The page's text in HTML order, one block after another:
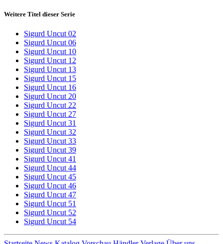
Weitere Titel dieser Serie
Sigurd Uncut 02
Sigurd Uncut 06
Sigurd Uncut 10
Sigurd Uncut 12
Sigurd Uncut 13
Sigurd Uncut 15
Sigurd Uncut 16
Sigurd Uncut 20
Sigurd Uncut 22
Sigurd Uncut 27
Sigurd Uncut 31
Sigurd Uncut 32
Sigurd Uncut 33
Sigurd Uncut 39
Sigurd Uncut 41
Sigurd Uncut 44
Sigurd Uncut 45
Sigurd Uncut 46
Sigurd Uncut 47
Sigurd Uncut 51
Sigurd Uncut 52
Sigurd Uncut 54